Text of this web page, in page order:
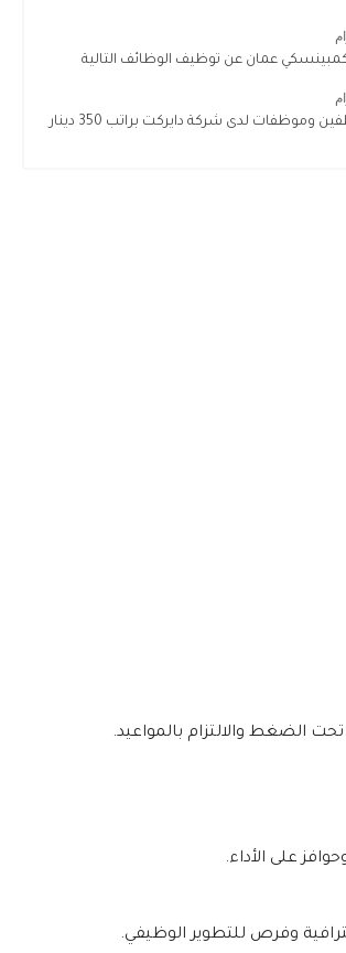
عمان عن توظيف الوظائف التالية
لدى شركة دايركت براتب 350 دينار
الضغط والالتزام بالمواعيد.
على الأداء.
وفرص للتطوير الوظيفي.